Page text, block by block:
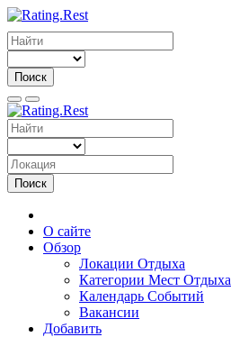
Поиск
Поиск
О сайте
Обзор
Локации Отдыха
Категории Мест Отдыха
Календарь Событий
Вакансии
Добавить